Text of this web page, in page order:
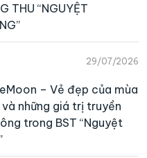
THU “NGUYỆT
29/07/2026
– Vẻ đẹp của mùa
những giá trị truyền
trong BST “Nguyệt